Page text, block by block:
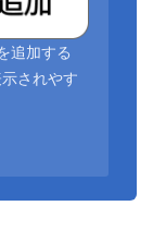
追加する
されやす